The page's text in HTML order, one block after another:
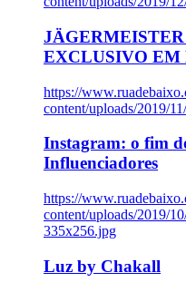
EXCLUSIVO EM
https://
content/uploads/2019/
Instagram: o fim
Influenciadores
https://
content/uploads/2019/
335x256.jpg
Luz by Chakall